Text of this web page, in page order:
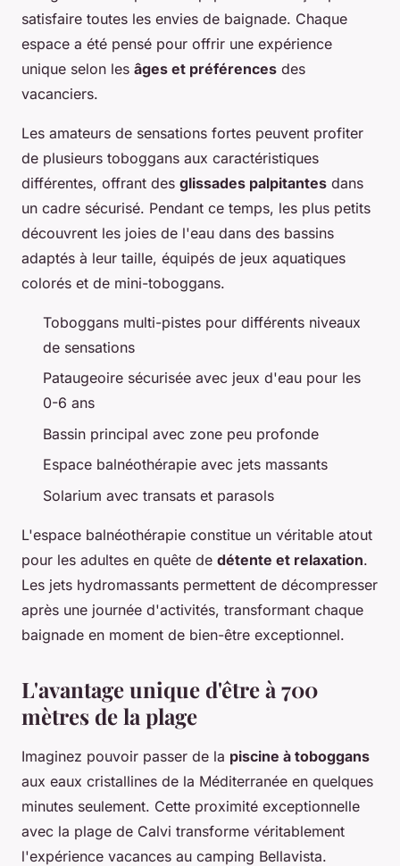
satisfaire toutes les envies de baignade. Chaque
espace a été pensé pour offrir une expérience
unique selon les âges et préférences des
vacanciers.
Les amateurs de sensations fortes peuvent profiter
de plusieurs toboggans aux caractéristiques
différentes, offrant des glissades palpitantes dans
un cadre sécurisé. Pendant ce temps, les plus petits
découvrent les joies de l'eau dans des bassins
adaptés à leur taille, équipés de jeux aquatiques
colorés et de mini-toboggans.
Toboggans multi-pistes pour différents niveaux
de sensations
Pataugeoire sécurisée avec jeux d'eau pour les
0-6 ans
Bassin principal avec zone peu profonde
Espace balnéothérapie avec jets massants
Solarium avec transats et parasols
L'espace balnéothérapie constitue un véritable atout
pour les adultes en quête de détente et relaxation.
Les jets hydromassants permettent de décompresser
après une journée d'activités, transformant chaque
baignade en moment de bien-être exceptionnel.
L'avantage unique d'être à 700
mètres de la plage
Imaginez pouvoir passer de la piscine à toboggans
aux eaux cristallines de la Méditerranée en quelques
minutes seulement. Cette proximité exceptionnelle
avec la plage de Calvi transforme véritablement
l'expérience vacances au camping Bellavista.